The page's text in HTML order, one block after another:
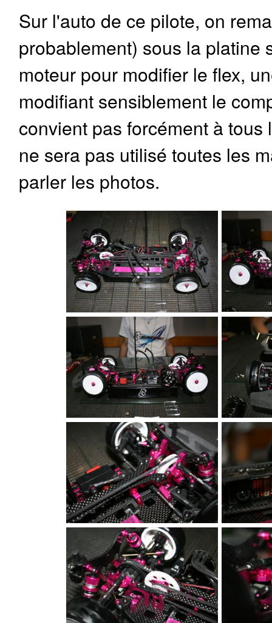
Sur l'auto de ce pilote, on
probablement) sous la platine
moteur pour modifier le flex,
modifiant sensiblement le
convient pas forcément à
ne sera pas utilisé toutes les
parler les photos.